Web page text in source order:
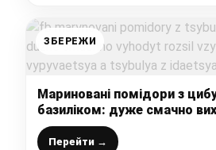
ЗБЕРЕЖИ
Мариновані помідори з
базиліком: дуже смачно
взимку весь випивається, а
з’їдається першою
Перейти →